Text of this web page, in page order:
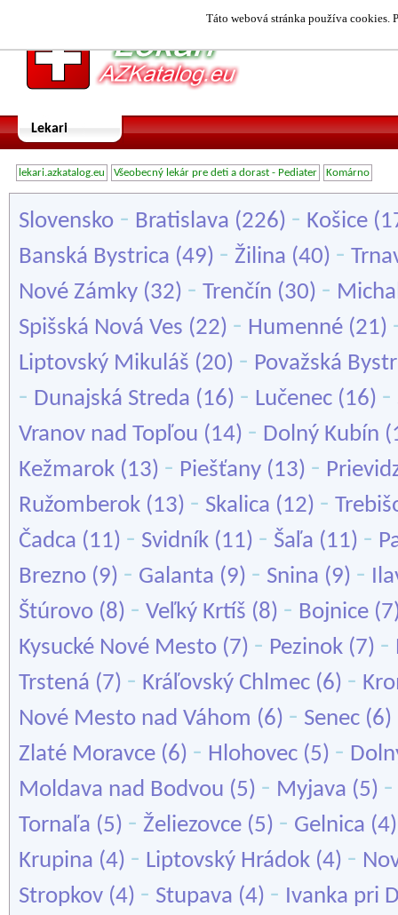
Táto webová stránka používa cookies.
Lekari
lekari.azkatalog.eu Všeobecný lekár pre deti a dorast - Pediater Komárno
Slovensko - Bratislava (226) - Košice
Banská Bystrica (49) - Žilina (40) -
Nové Zámky (32) - Trenčín (30) -
Spišská Nová Ves (22) - Humenné (21)
Liptovský Mikuláš (20) - Považská
- Dunajská Streda (16) - Lučenec (16) -
Vranov nad Topľou (14) - Dolný Kubín
Kežmarok (13) - Piešťany (13) -
Ružomberok (13) - Skalica (12) -
Čadca (11) - Svidník (11) - Šaľa (11) -
Brezno (9) - Galanta (9) - Snina (9) -
Štúrovo (8) - Veľký Krtíš (8) - Bojnice
Kysucké Nové Mesto (7) - Pezinok (7) -
Trstená (7) - Kráľovský Chlmec (6) -
Nové Mesto nad Váhom (6) - Senec (6)
Zlaté Moravce (6) - Hlohovec (5) -
Moldava nad Bodvou (5) - Myjava (5) -
Tornaľa (5) - Želiezovce (5) - Gelnica
Krupina (4) - Liptovský Hrádok (4) -
Stropkov (4) - Stupava (4) - Ivanka pri